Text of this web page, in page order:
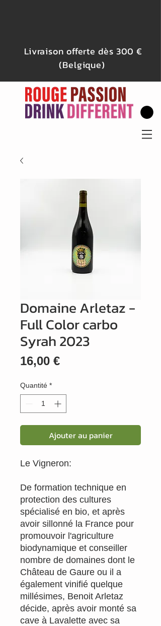
Livraison offerte dès 300 €
(Belgique)
Domaine Arletaz -
Full Color carbo
Syrah 2023
16,00 €Prix
Quantité *
Ajouter au panier
Le Vigneron:
De formation technique en
protection des cultures
spécialisé en bio, et après
avoir sillonné la France pour
promouvoir l'agriculture
biodynamique et conseiller
nombre de domaines dont le
Château de Gaure ou il a
également vinifié quelque
millésimes, Benoit Arletaz
décide, après avoir monté sa
cave à Lavalette avec sa